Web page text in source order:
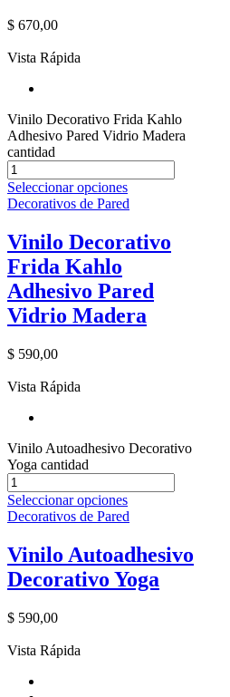
$ 670,00
Vista Rápida
Vinilo Decorativo Frida Kahlo
Adhesivo Pared Vidrio Madera
cantidad
Seleccionar opciones
Decorativos de Pared
Vinilo Decorativo
Frida Kahlo
Adhesivo Pared
Vidrio Madera
$ 590,00
Vista Rápida
Vinilo Autoadhesivo Decorativo
Yoga cantidad
Seleccionar opciones
Decorativos de Pared
Vinilo Autoadhesivo
Decorativo Yoga
$ 590,00
Vista Rápida